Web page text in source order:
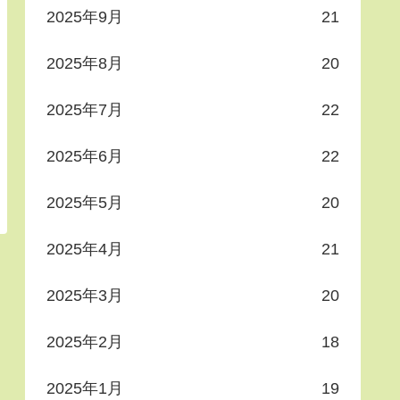
2025年9月 21
2025年8月 20
2025年7月 22
2025年6月 22
2025年5月 20
2025年4月 21
2025年3月 20
2025年2月 18
2025年1月 19